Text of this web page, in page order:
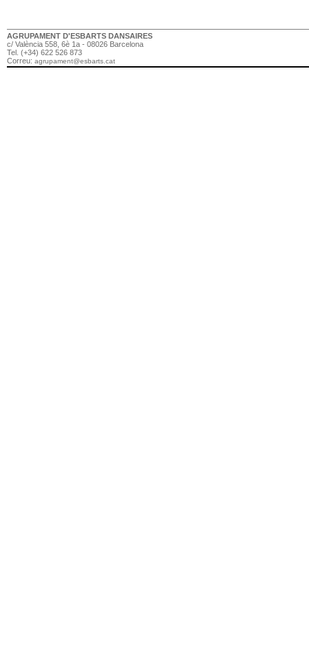
AGRUPAMENT D'ESBARTS DANSAIRES
c/ València 558, 6è 1a - 08026 Barcelona
Tel. (+34) 622 526 873
Correu: agrupament@esbarts.cat